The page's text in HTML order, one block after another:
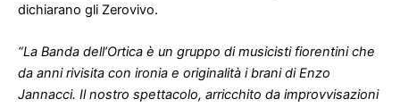
dichiarano gli Zerovivo.
“La Banda dell’Ortica è un gruppo di musicisti fiorentini che
da anni rivisita con ironia e originalità i brani di Enzo
Jannacci. Il nostro spettacolo, arricchito da improvvisazioni